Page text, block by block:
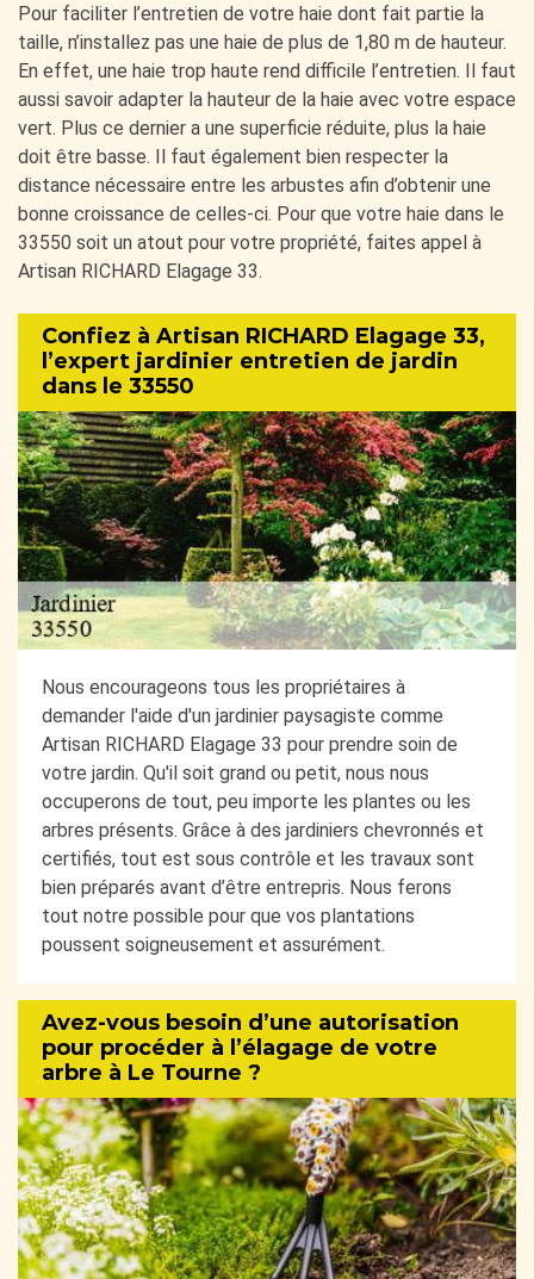
Pour faciliter l’entretien de votre haie dont fait partie la
taille, n’installez pas une haie de plus de 1,80 m de hauteur.
En effet, une haie trop haute rend difficile l’entretien. Il faut
aussi savoir adapter la hauteur de la haie avec votre espace
vert. Plus ce dernier a une superficie réduite, plus la haie
doit être basse. Il faut également bien respecter la
distance nécessaire entre les arbustes afin d’obtenir une
bonne croissance de celles-ci. Pour que votre haie dans le
33550 soit un atout pour votre propriété, faites appel à
Artisan RICHARD Elagage 33.
Confiez à Artisan RICHARD Elagage 33,
l’expert jardinier entretien de jardin
dans le 33550
Nous encourageons tous les propriétaires à
demander l'aide d'un jardinier paysagiste comme
Artisan RICHARD Elagage 33 pour prendre soin de
votre jardin. Qu'il soit grand ou petit, nous nous
occuperons de tout, peu importe les plantes ou les
arbres présents. Grâce à des jardiniers chevronnés et
certifiés, tout est sous contrôle et les travaux sont
bien préparés avant d’être entrepris. Nous ferons
tout notre possible pour que vos plantations
poussent soigneusement et assurément.
Avez-vous besoin d’une autorisation
pour procéder à l’élagage de votre
arbre à Le Tourne ?